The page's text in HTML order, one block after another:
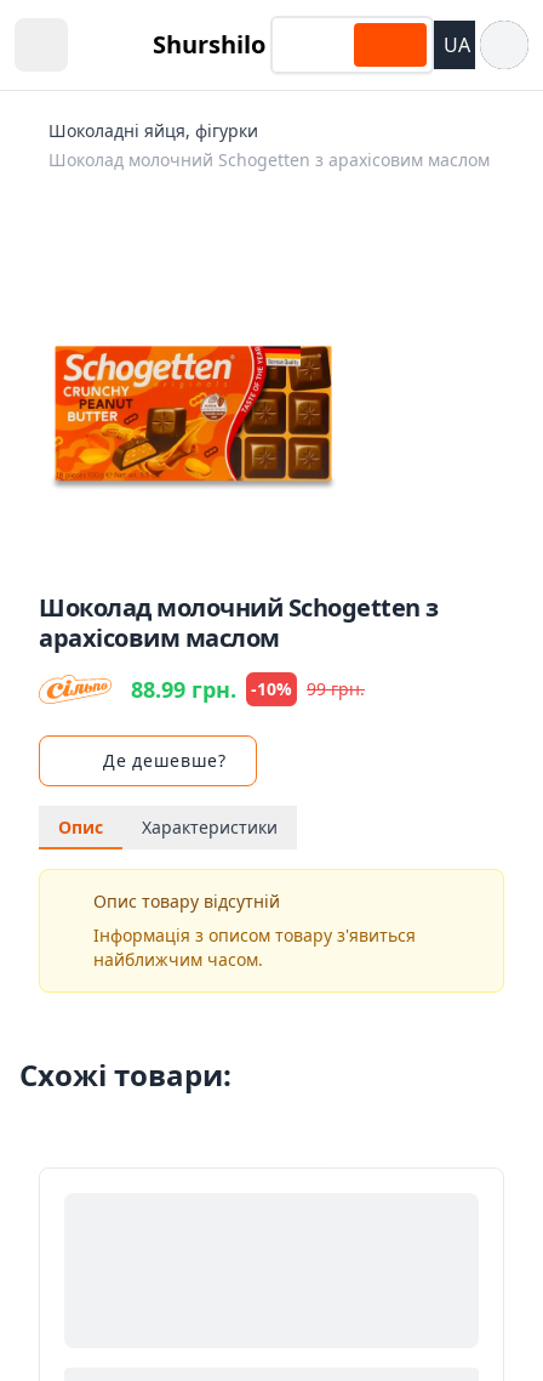
Shurshilo UA
Шоколадні яйця, фігурки
Шоколад молочний Schogetten з арахісовим маслом
Шоколад молочний Schogetten з
арахісовим маслом
88.99 грн. -10% 99 грн.
Де дешевше?
Опис Характеристики
Опис товару відсутній
Інформація з описом товару з'явиться
найближчим часом.
Схожі товари: